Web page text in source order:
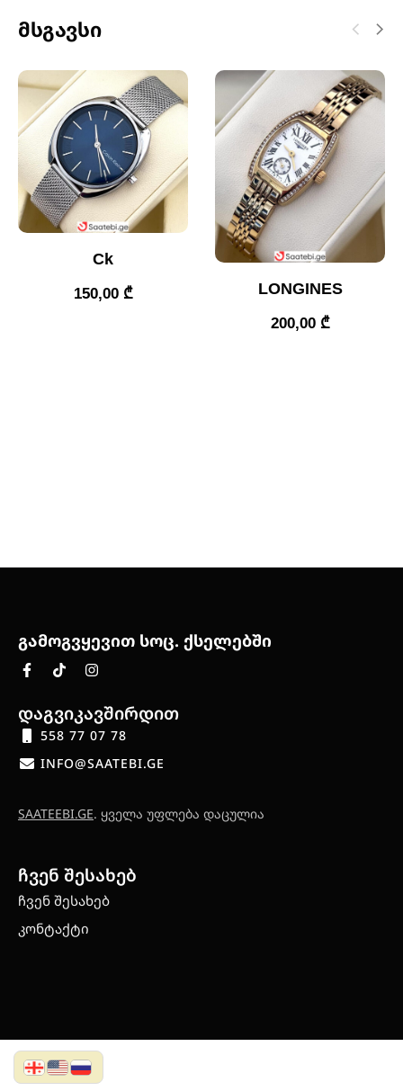
Მსგავსი
Ck
150,00 ₾ LONGINES
200,00 ₾
გამოგვყევით სოც. ქსელებში
დაგვიკავშირდით
558 77 07 78
INFO@SAATEBI.GE
SAATEEBI.GE. ყველა უფლება დაცულია
ჩვენ შესახებ
ჩვენ შესახებ
კონტაქტი